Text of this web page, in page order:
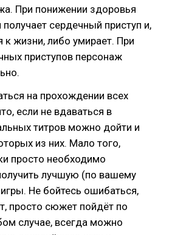
При понижении здоровья
сердечный приступ и,
к жизни, либо умирает. При
приступов персонаж
на прохождении всех
если не вдаваться в
титров можно дойти и
из них. Мало того,
просто необходимо
лучшую (по вашему
Не бойтесь ошибаться,
просто сюжет пойдёт по
случае, всегда можно